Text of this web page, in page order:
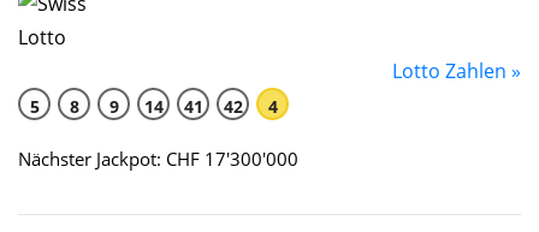
Lotto Zahlen »
5 8 9 14 41 42 4
Nächster Jackpot: CHF 17'300'000